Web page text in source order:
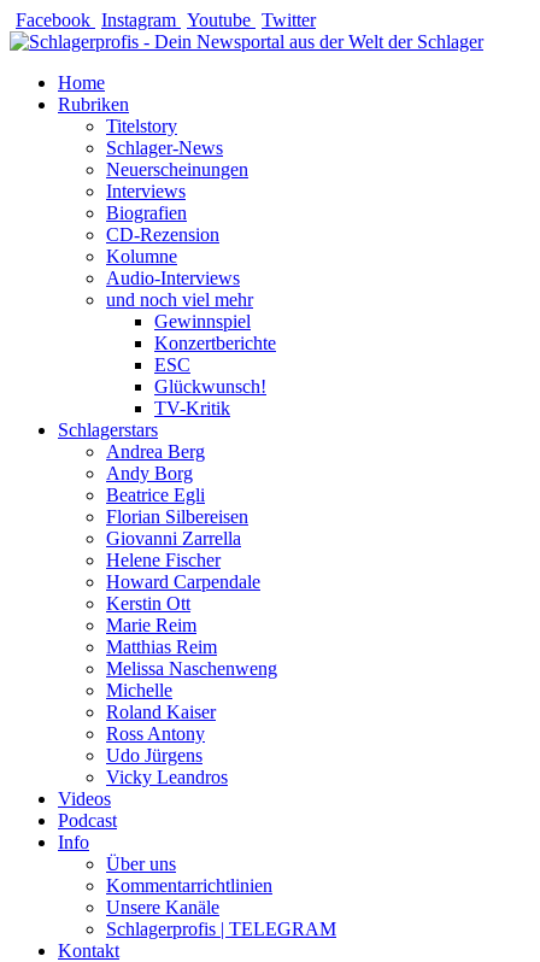
Zum
Inhalt
Facebook Instagram Youtube Twitter
Home
Rubriken
Titelstory
Schlager-News
Neuerscheinungen
Interviews
Biografien
CD-Rezension
Kolumne
Audio-Interviews
und noch viel mehr
Gewinnspiel
Konzertberichte
ESC
Glückwunsch!
TV-Kritik
Schlagerstars
Andrea Berg
Andy Borg
Beatrice Egli
Florian Silbereisen
Giovanni Zarrella
Helene Fischer
Howard Carpendale
Kerstin Ott
Marie Reim
Matthias Reim
Melissa Naschenweng
Michelle
Roland Kaiser
Ross Antony
Udo Jürgens
Vicky Leandros
Videos
Podcast
Info
Über uns
Kommentarrichtlinien
Unsere Kanäle
Schlagerprofis | TELEGRAM
Kontakt